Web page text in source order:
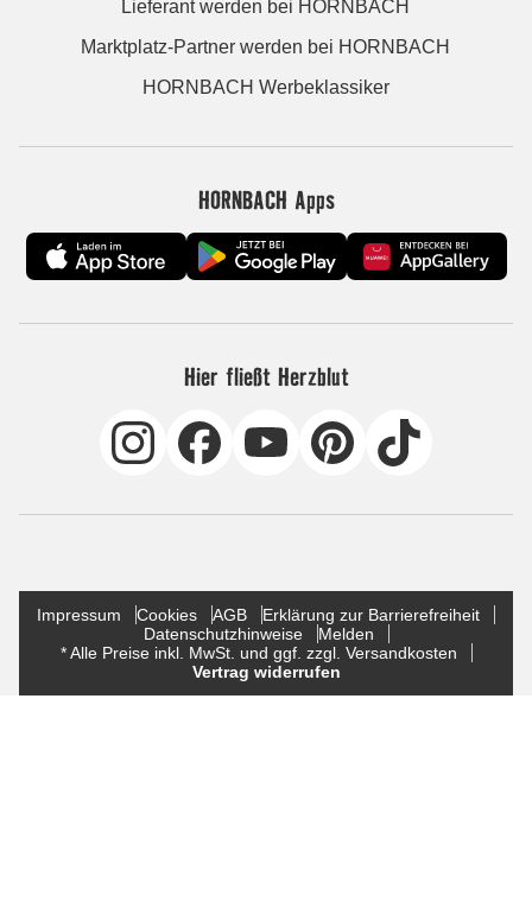
Lieferant werden bei HORNBACH
Marktplatz-Partner werden bei HORNBACH
HORNBACH Werbeklassiker
HORNBACH Apps
Hier fließt Herzblut
Impressum Cookies AGB
Erklärung zur Barrierefreiheit
Datenschutzhinweise
Melden
* Alle Preise inkl. MwSt. und ggf. zzgl. Versandkosten
Vertrag widerrufen